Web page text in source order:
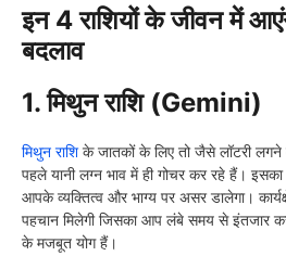
इन 4 राशियों के जीवन में
बदलाव
1. मिथुन राशि (Gemini)
मिथुन राशिके जातकों के लिए तो जैसे लॉटरी
पहले यानी लग्न भाव में ही गोचर कर रहे हैं।
आपके व्यक्तित्व और भाग्य पर असर डालेगा।
पहचान मिलेगी जिसका आप लंबे समय से इंतजार
के मजबूत योग हैं।